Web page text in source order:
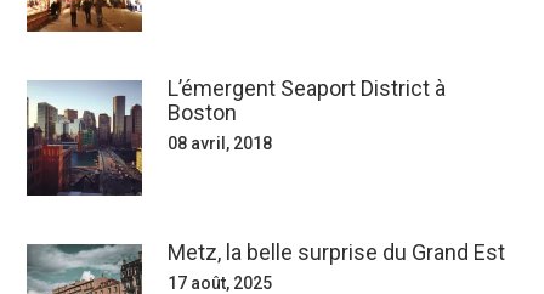
L’émergent Seaport District à
Boston
08 avril, 2018
Metz, la belle surprise du Grand Est
17 août, 2025